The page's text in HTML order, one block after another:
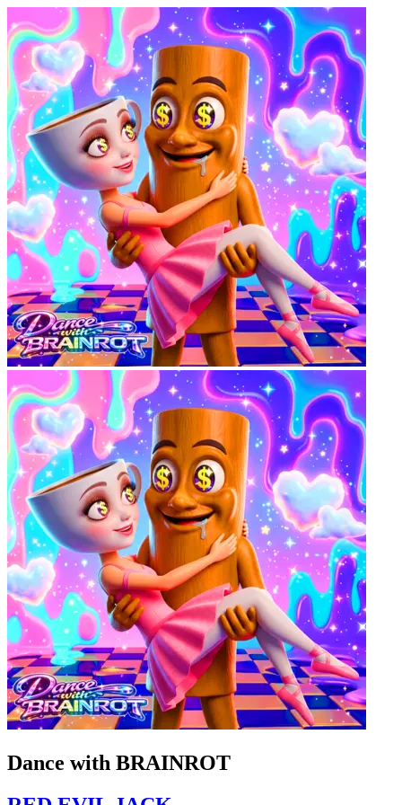
Dance with BRAINROT